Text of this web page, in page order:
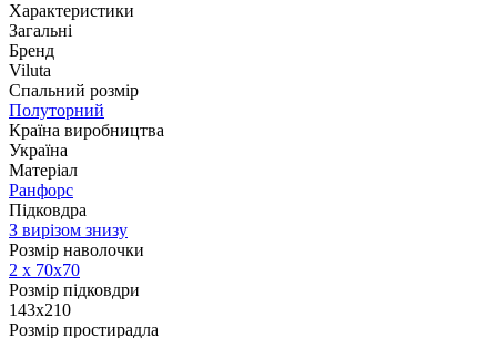
Характеристики
Загальні
Бренд
Viluta
Спальний розмір
Полуторний
Країна виробництва
Україна
Матеріал
Ранфорс
Підковдра
З вирізом знизу
Розмір наволочки
2 х 70х70
Розмір підковдри
143x210
Розмір простирадла